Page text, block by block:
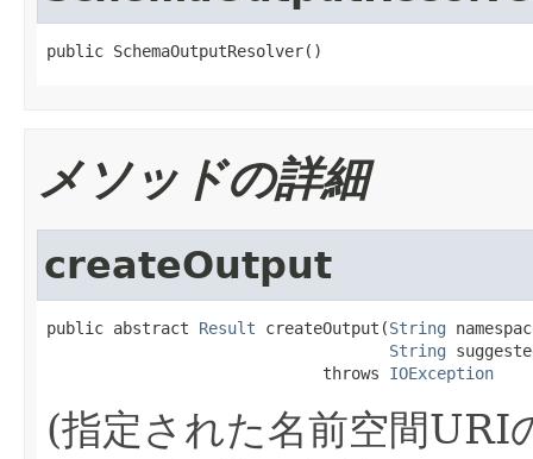
public SchemaOutputResolver()
メソッドの詳細
createOutput
public abstract Result createOutput(String
String
                             throws
IOException
(指定された名前空間URI